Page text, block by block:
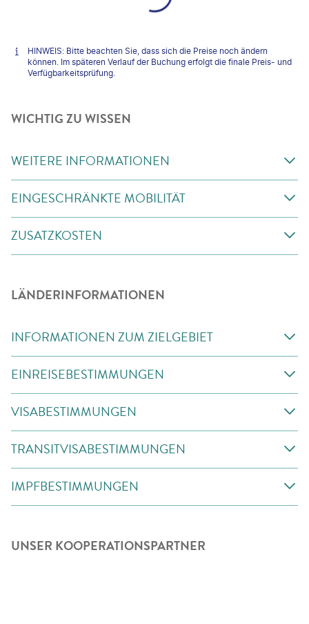
HINWEIS: Bitte beachten Sie, dass sich die Preise noch ändern
können. Im späteren Verlauf der Buchung erfolgt die finale Preis- und
Verfügbarkeitsprüfung.
WICHTIG ZU WISSEN
WEITERE INFORMATIONEN
EINGESCHRÄNKTE MOBILITÄT
ZUSATZKOSTEN
LÄNDERINFORMATIONEN
INFORMATIONEN ZUM ZIELGEBIET
EINREISEBESTIMMUNGEN
VISABESTIMMUNGEN
TRANSITVISABESTIMMUNGEN
IMPFBESTIMMUNGEN
UNSER KOOPERATIONSPARTNER